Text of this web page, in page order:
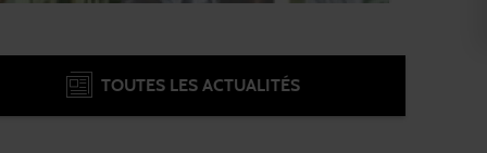
TOUTES LES ACTUALITÉS